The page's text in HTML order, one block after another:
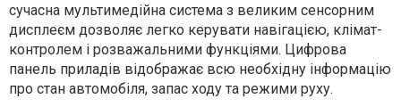
сучасна мультимедійна система з великим сенсорним
дисплеєм дозволяє легко керувати навігацією, клімат-
контролем і розважальними функціями. Цифрова
панель приладів відображає всю необхідну інформацію
про стан автомобіля, запас ходу та режими руху.